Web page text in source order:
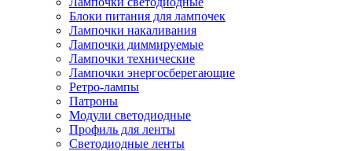
Блоки питания для лампочек
Лампочки накаливания
Лампочки диммируемые
Лампочки технические
Лампочки энергосберегающие
Ретро-лампы
Патроны
Модули светодиодные
Профиль для ленты
Светодиодные ленты